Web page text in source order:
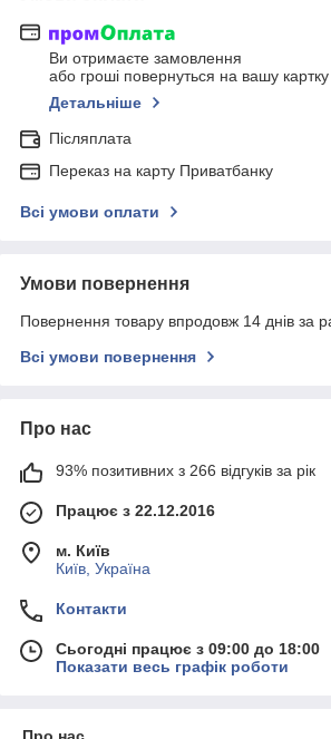
Ви отримаєте замовлення
або гроші повернуться на вашу картку
Детальніше
Післяплата
Переказ на карту Приватбанку
Всі умови оплати
Умови повернення
Повернення товару впродовж 14 днів за
Всі умови повернення
Про нас
93% позитивних з 266 відгуків за рік
Працює з 22.12.2016
м. Київ
Київ, Україна
Контакти
Сьогодні працює з 09:00 до 18:00
Показати весь графік роботи